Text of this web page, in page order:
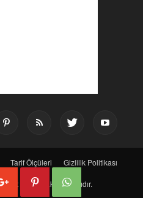
Tarif Ölçüleri Gizlilik Politikası
- Tüm Hakları Saklıdır.